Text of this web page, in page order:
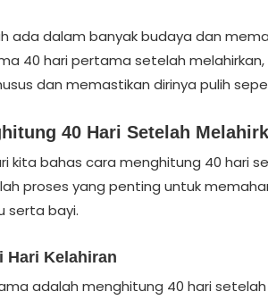
ada dalam banyak budaya dan
40 hari pertama setelah melahirkan,
dan memastikan dirinya pulih
40 Hari Setelah
kita bahas cara menghitung 40 hari
proses yang penting untuk
serta bayi.
Hari Kelahiran
adalah menghitung 40 hari setelah